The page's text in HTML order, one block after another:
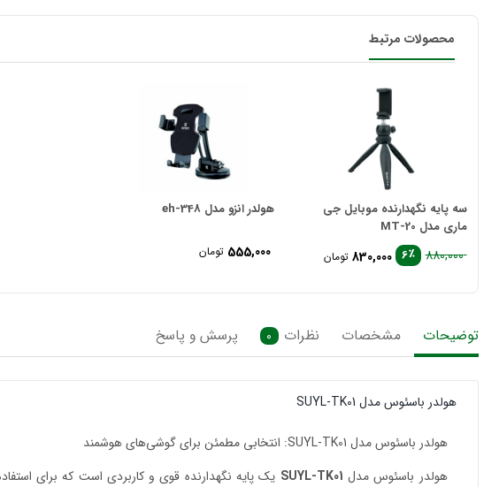
محصولات مرتبط
سه پایه نگهدارنده موبایل جی
ماری مدل MT-20
٪6 880,000
قیمت
تومان 880,000
تومان 830,000 قیمت
تومان 830,000
هولدر انزو مدل eh-348
تومان
توضیحات مشخصات نظرات 0 پرسش و پاسخ
هولدر باسئوس مدل SUYL-TK01
هولدر باسئوس مدل SUYL-TK01: انتخابی مطمئن برای گوشی‌های هوشمند
هولدر باسئوس مدل SUYL-TK01 یک پایه نگهدارنده قوی و کاربردی است که برای